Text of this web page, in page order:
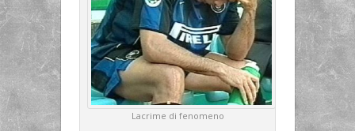
Lacrime di fenomeno